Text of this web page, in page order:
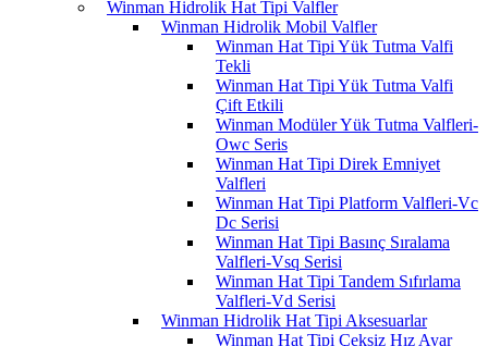
Winman Hidrolik Hat Tipi Valfler
Winman Hidrolik Mobil Valfler
Winman Hat Tipi Yük Tutma Valfi
Tekli
Winman Hat Tipi Yük Tutma Valfi
Çift Etkili
Winman Modüler Yük Tutma Valfleri-
Owc Seris
Winman Hat Tipi Direk Emniyet
Valfleri
Winman Hat Tipi Platform Valfleri-Vc
Dc Serisi
Winman Hat Tipi Basınç Sıralama
Valfleri-Vsq Serisi
Winman Hat Tipi Tandem Sıfırlama
Valfleri-Vd Serisi
Winman Hidrolik Hat Tipi Aksesuarlar
Winman Hat Tipi Çeksiz Hız Ayar